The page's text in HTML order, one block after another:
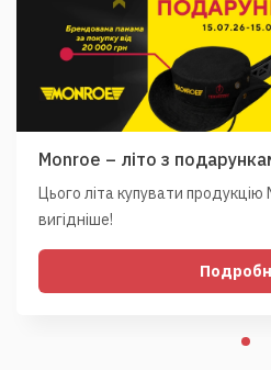
Monroe – літо з
Цього літа купувати
вигідніше!